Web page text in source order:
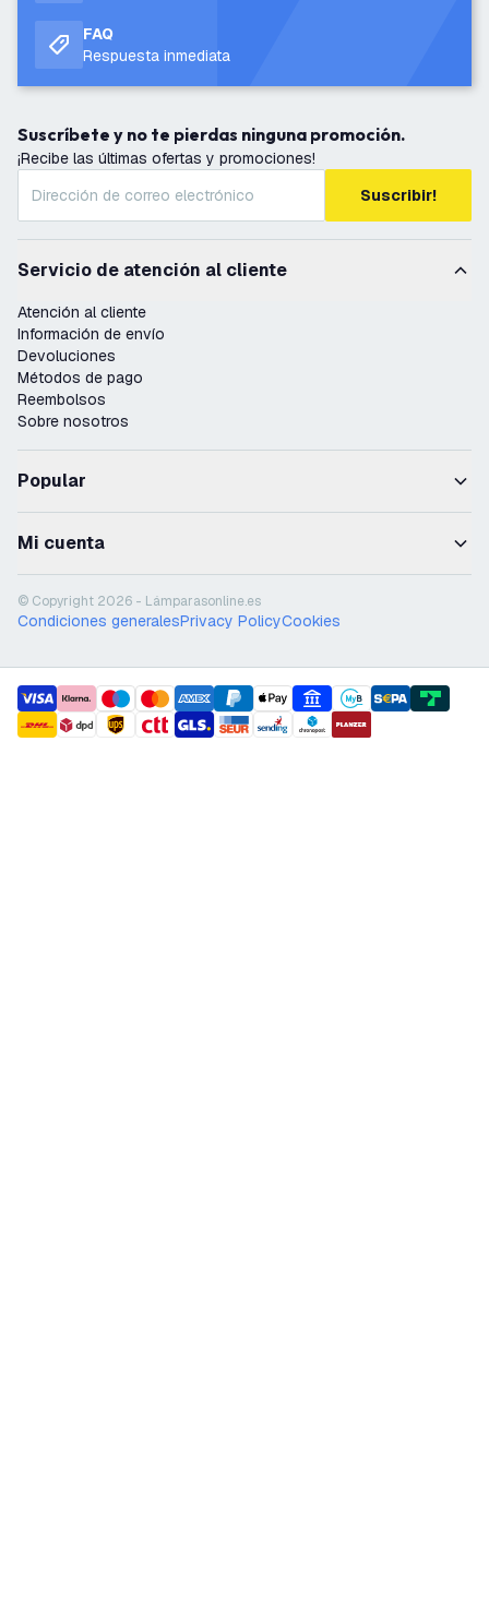
FAQ
Respuesta inmediata
Suscríbete y no te pierdas ninguna promoción.
¡Recibe las últimas ofertas y promociones!
Suscribir!
Servicio de atención al cliente
Atención al cliente
Información de envío
Devoluciones
Métodos de pago
Reembolsos
Sobre nosotros
Popular
Mi cuenta
© Copyright 2026 - Lámparasonline.es
Condiciones generalesPrivacy PolicyCookies
payment methods
shipment methods